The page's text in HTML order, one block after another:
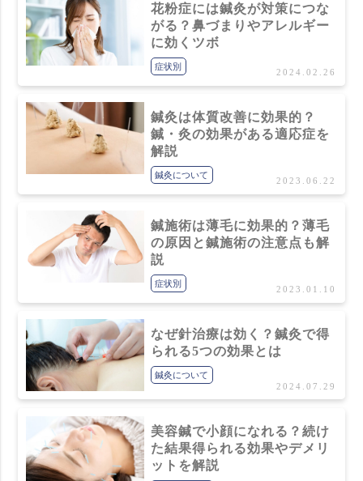
花粉症には鍼灸が対策につな
がる？鼻づまりやアレルギー
に効くツボ
症状別
2024.02.26
鍼灸は体質改善に効果的？
鍼・灸の効果がある適応症を
解説
鍼灸について
2023.06.22
鍼施術は薄毛に効果的？薄毛
の原因と鍼施術の注意点も解
説
症状別
2023.01.10
なぜ針治療は効く？鍼灸で得
られる5つの効果とは
鍼灸について
2024.07.29
美容鍼で小顔になれる？続け
た結果得られる効果やデメリ
ットを解説